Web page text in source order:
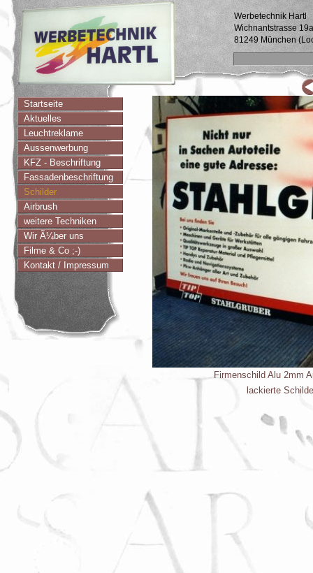
Startseite
Aktuelles
Leuchtreklame
Aussenwerbung
KFZ - Beschriftung
Fassadenbeschriftung
Schilder
Airbrush
weitere Techniken
Wir Ã¼ber uns
Filme & Co ;-)
Kontakt / Impressum
Werbetechnik Hartl
Wichnantstrasse 19a
81249 München
Firmenschild Alu 2mm
lackierte